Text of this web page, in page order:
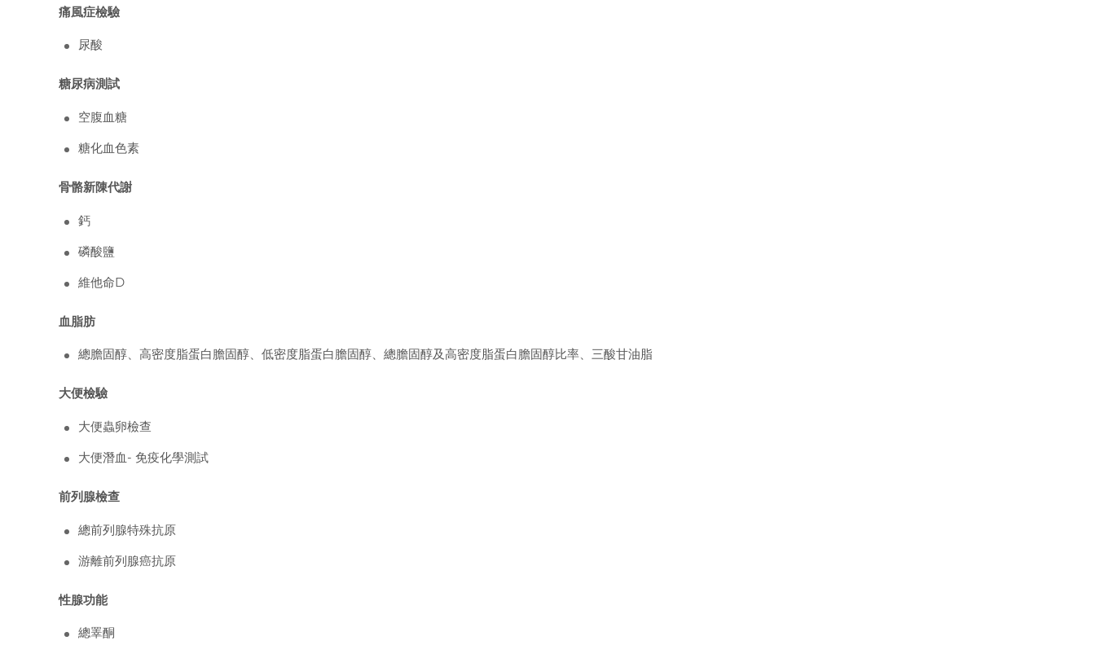
痛風症檢驗
尿酸
糖尿病測試
空腹血糖
糖化血色素
骨骼新陳代謝
鈣
磷酸鹽
維他命D
血脂肪
總膽固醇、高密度脂蛋白膽固醇、低密度脂蛋白膽固醇、總膽固醇及高密度脂蛋白膽固醇比率、三酸甘油脂
大便檢驗
大便蟲卵檢查
大便潛血- 免疫化學測試
前列腺檢查
總前列腺特殊抗原
游離前列腺癌抗原
性腺功能
總睪酮